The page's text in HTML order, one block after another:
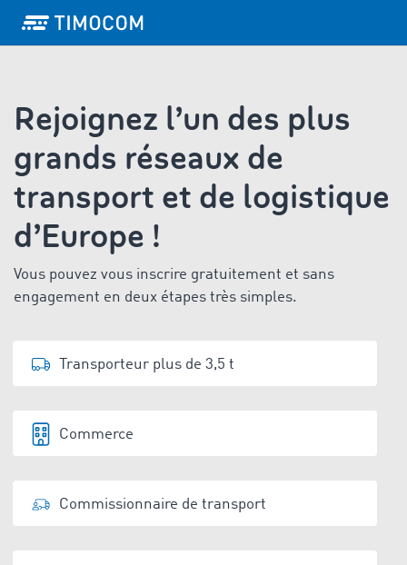
Rejoignez l’un des plus
grands réseaux de
transport et de logistique
d’Europe !
Vous pouvez vous inscrire gratuitement et sans
engagement en deux étapes très simples.
Transporteur plus de 3,5 t
Commerce
Commissionnaire de transport